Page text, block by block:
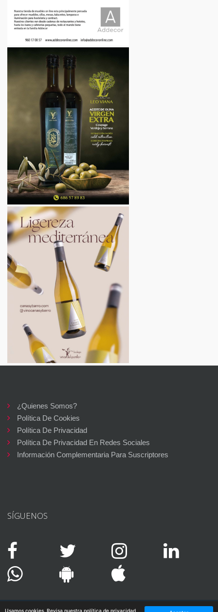
¿Quienes Somos?
Política De Cookies
Política De Privacidad
Política De Privacidad En Redes Sociales
Información Complementaria Para Suscriptores
SÍGUENOS
Usamos cookies. Revisa nuestra política de privacidad